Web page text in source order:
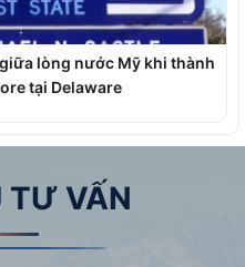
lòng nước Mỹ khi thành
tại Delaware
TƯ VẤN